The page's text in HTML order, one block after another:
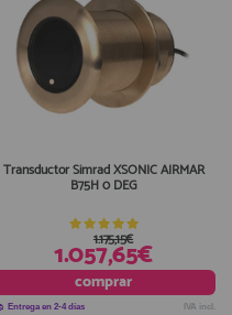
Transductor Simrad XSONIC AIRMAR
B75H 0 DEG
1.057,65€
1.175,15€
comprar
Entrega en 2-4 días IVA incl.